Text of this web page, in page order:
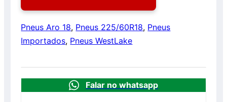
Pneus Aro 18, Pneus 225/60R18, Pneus
Importados, Pneus WestLake
Falar no whatsapp